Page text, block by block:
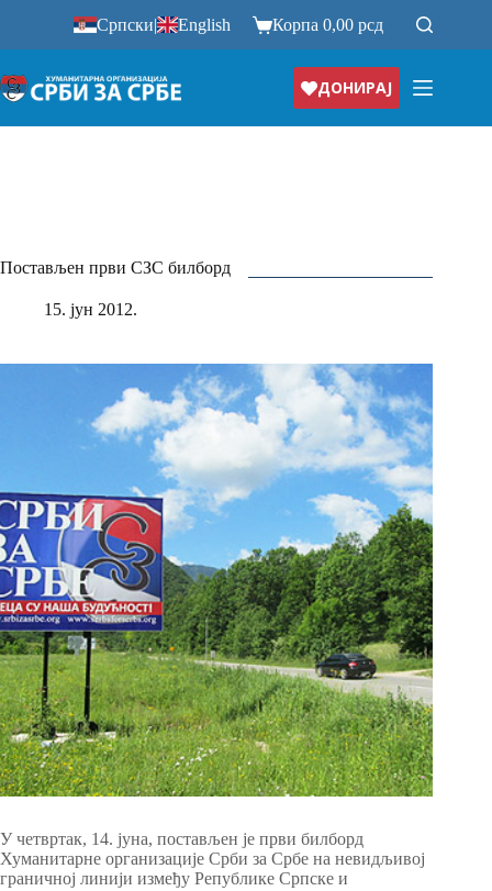
Српски| English Корпа0,00рсд
ДОНИРАЈ
Постављен први СЗС билборд
15. јун 2012.
У четвртак, 14. јуна, постављен је први билборд
Хуманитарне организације Срби за Србе на невидљивој
граничној линији између Републике Српске и